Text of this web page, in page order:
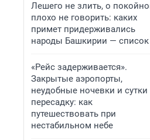
Лешего не злить, о
плохо не говорить: каких
примет придерживались
народы Башкирии — список
«Рейс задерживается».
Закрытые аэропорты,
неудобные ночевки и сутки
пересадку: как
путешествовать при
нестабильном небе